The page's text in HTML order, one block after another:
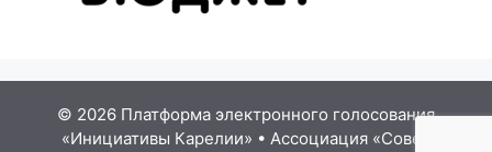
© 2026 Платформа электронного голосования
«Инициативы Карелии» • Ассоциация «Совет